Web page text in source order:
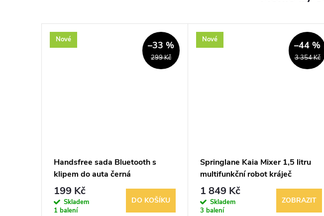
Nové
299 Kč
–33 %
Handsfree sada Bluetooth s
klipem do auta černá
199 Kč
Skladem
1 balení
DO KOŠÍKU
Nové
3 354 Kč
–44 %
Springlane Kaia Mixer 1,5 litru
multifunkční robot kráječ
1 849 Kč
Skladem
3 balení
ZOBRAZIT